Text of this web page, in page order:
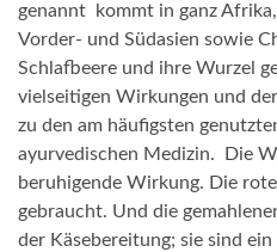
genannt kommt in ganz
Vorder- und Südasien sowie
Schlafbeere und ihre Wurzel
vielseitigen Wirkungen und
zu den am häufigsten
ayurvedischen Medizin. Die
beruhigende Wirkung. Die
gebraucht. Und die
der Käsebereitung; sie sind